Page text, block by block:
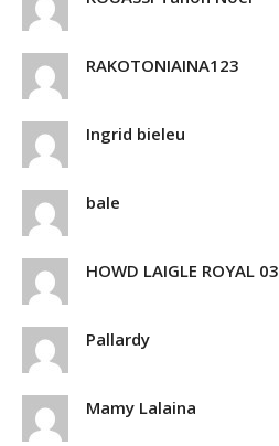
RAKOTONIAINA123
Ingrid bieleu
bale
HOWD LAIGLE ROYAL 03
Pallardy
Mamy Lalaina